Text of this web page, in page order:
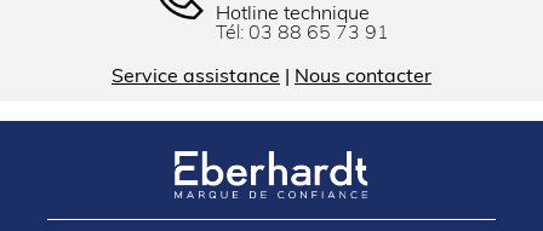
Hotline technique
Tél: 03 88 65 73 91
Service assistance Nous contacter